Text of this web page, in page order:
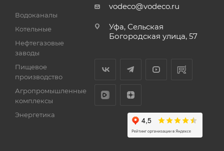
Водоканалы
Котельные
Нефтегазовые
заводы
Пищевое
производство
Агропромышленные
комплексы
Энергетика
vodeco@vodeco.ru
Уфа, Сельская
Богородская улица, 57